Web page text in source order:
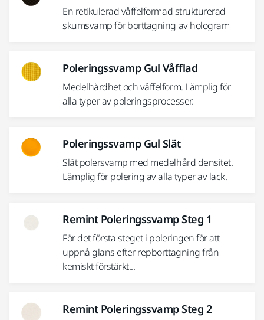
En retikulerad våffelformad strukturerad
skumsvamp för borttagning av hologram
Poleringssvamp Gul Våfflad
Medelhårdhet och våffelform. Lämplig för
alla typer av poleringsprocesser.
Poleringssvamp Gul Slät
Slät polersvamp med medelhård densitet.
Lämplig för polering av alla typer av lack.
Remint Poleringssvamp Steg 1
För det första steget i poleringen för att
uppnå glans efter repborttagning från
kemiskt förstärkt...
Remint Poleringssvamp Steg 2